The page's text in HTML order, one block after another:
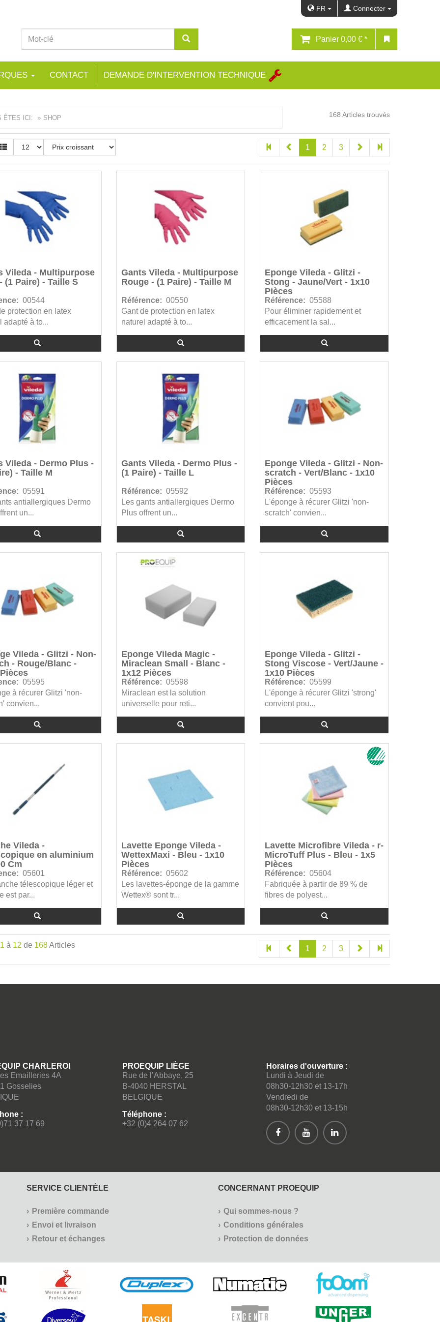
FR Connecter
Panier 0,00 € *
CONTACT DEMANDE D'INTERVENTION TECHNIQUE
ÊTES ICI: SHOP 168 Articles trouvés
1 2 3
Vileda - Multipurpose
(1 Paire) - Taille S
00544
protection en latex
adapté à to...
Gants Vileda - Multipurpose
Rouge - (1 Paire) - Taille M
Référence: 00550
Gant de protection en latex
naturel adapté à to...
Eponge Vileda - Glitzi -
Stong - Jaune/Vert - 1x10
Pièces
Référence: 05588
Pour éliminer rapidement et
efficacement la sal...
Vileda - Dermo Plus -
- Taille M
05591
antiallergiques Dermo
un...
Gants Vileda - Dermo Plus -
(1 Paire) - Taille L
Référence: 05592
Les gants antiallergiques Dermo
Plus offrent un...
Eponge Vileda - Glitzi - Non-
scratch - Vert/Blanc - 1x10
Pièces
Référence: 05593
L'éponge à récurer Glitzi 'non-
scratch' convien...
Vileda - Glitzi - Non-
- Rouge/Blanc -
05595
à récurer Glitzi 'non-
convien...
Eponge Vileda Magic -
Miraclean Small - Blanc -
1x12 Pièces
Référence: 05598
Miraclean est la solution
universelle pour reti...
Eponge Vileda - Glitzi -
Stong Viscose - Vert/Jaune -
1x10 Pièces
Référence: 05599
L'éponge à récurer Glitzi 'strong'
convient pou...
Vileda -
en aluminium
Cm
05601
télescopique léger et
est par...
Lavette Eponge Vileda -
WettexMaxi - Bleu - 1x10
Pièces
Référence: 05602
Les lavettes-éponge de la gamme
Wettex® sont tr...
Lavette Microfibre Vileda - r-
MicroTuff Plus - Bleu - 1x5
Pièces
Référence: 05604
Fabriquée à partir de 89 % de
fibres de polyest...
1 à 12 de 168Articles 1 2 3
CHARLEROI
Emailleries 4A
Gosselies
:
37 17 69
PROEQUIP LIÈGE
Rue de l’Abbaye, 25
B-4040 HERSTAL
BELGIQUE
Téléphone :
+32 (0)4 264 07 62
Horaires d'ouverture :
Lundi à Jeudi de
08h30-12h30 et 13-17h
Vendredi de
08h30-12h30 et 13-15h
SERVICE CLIENTÈLE
Première commande
Envoi et livraison
Retour et échanges
CONCERNANT PROEQUIP
Qui sommes-nous ?
Conditions générales
Protection de données